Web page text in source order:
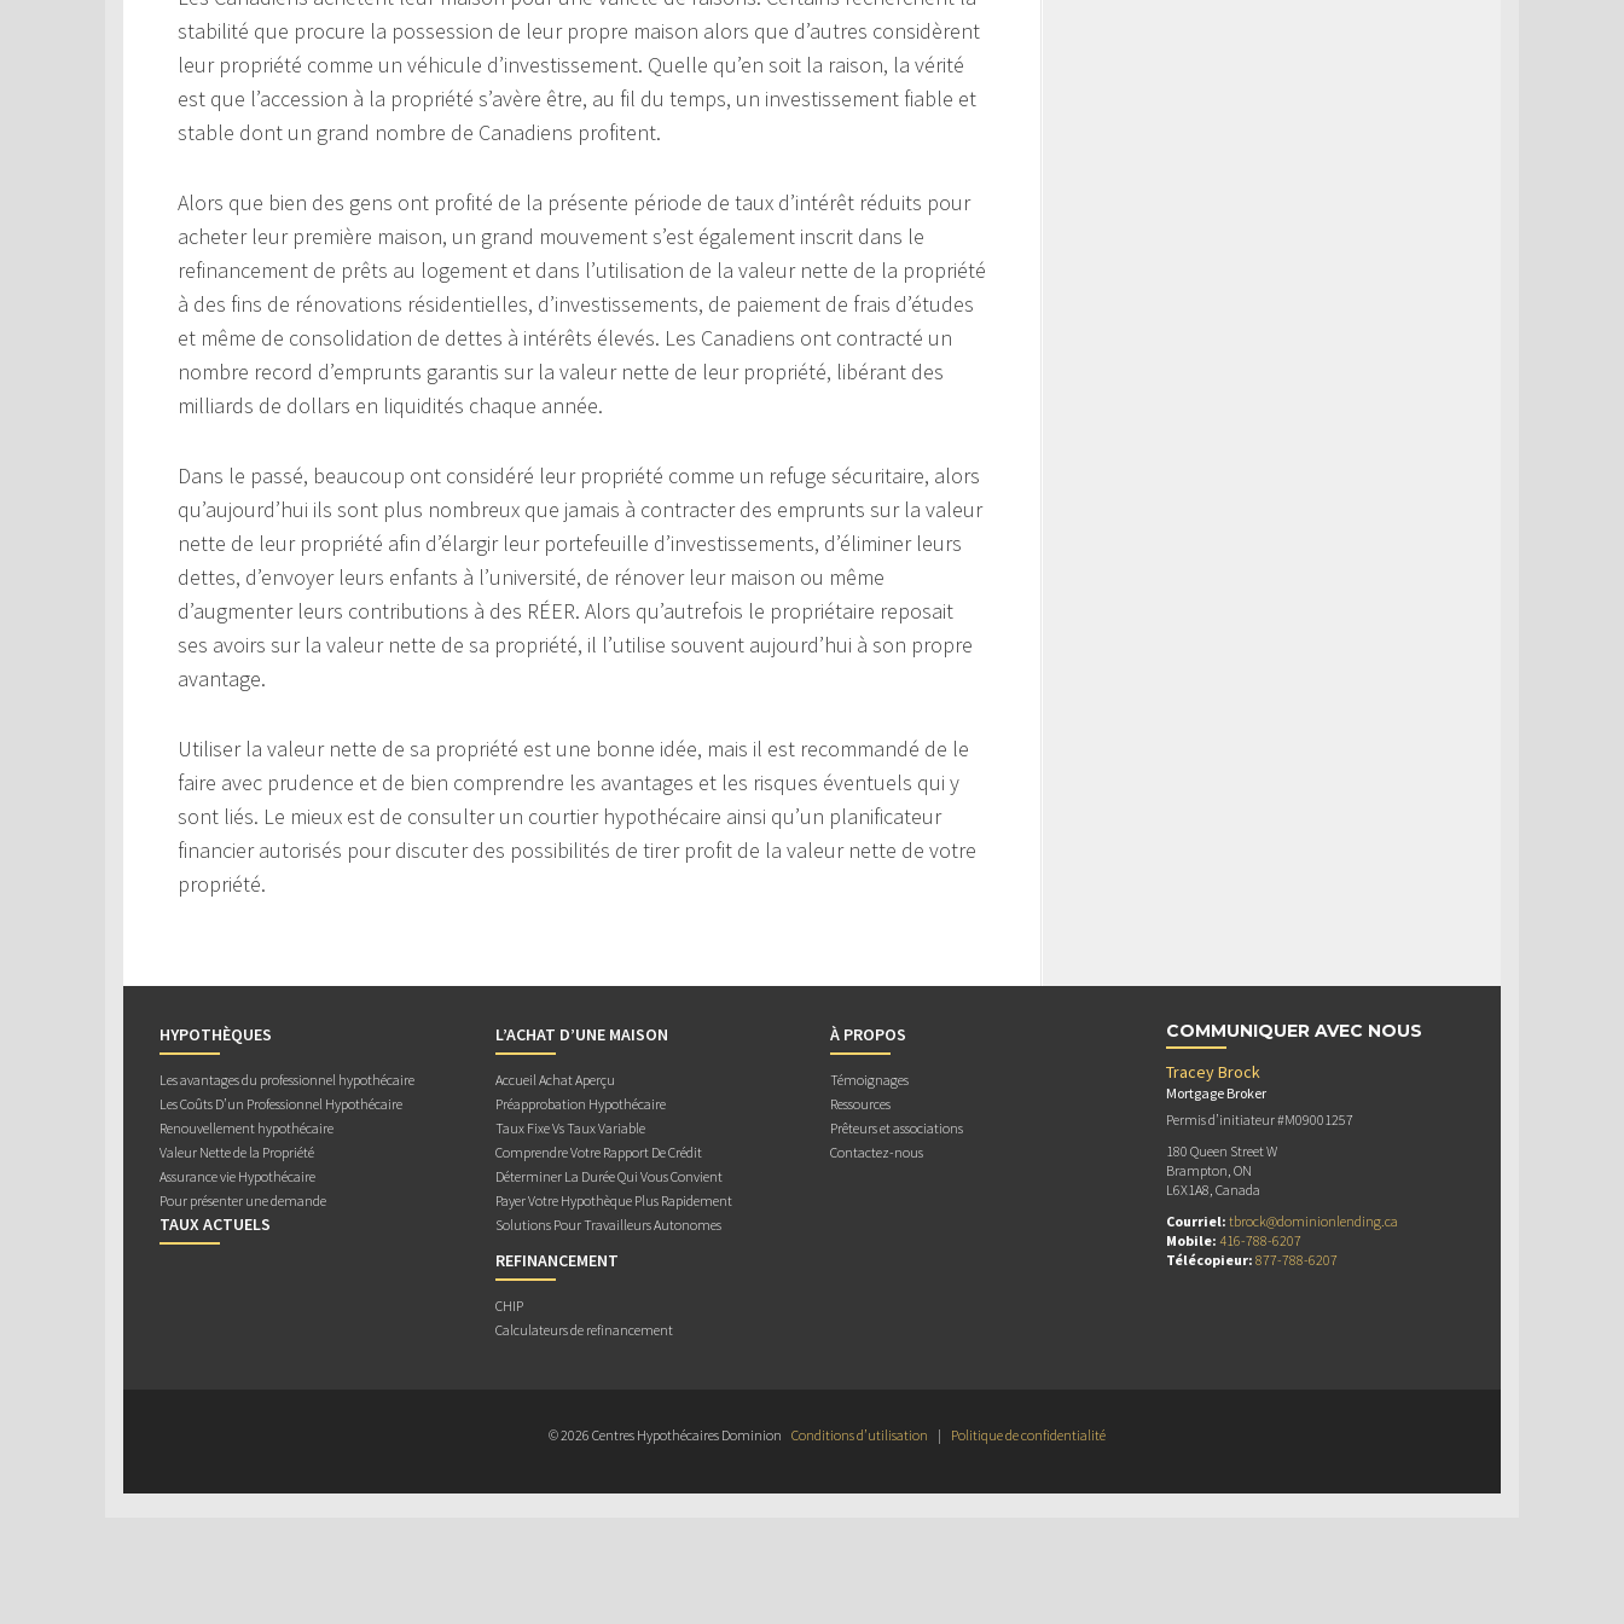
stabilité que procure la possession de leur propre maison alors que d’autres considèrent
leur propriété comme un véhicule d’investissement. Quelle qu’en soit la raison, la vérité
est que l’accession à la propriété s’avère être, au fil du temps, un investissement fiable et
stable dont un grand nombre de Canadiens profitent.
Alors que bien des gens ont profité de la présente période de taux d’intérêt réduits pour
acheter leur première maison, un grand mouvement s’est également inscrit dans le
refinancement de prêts au logement et dans l’utilisation de la valeur nette de la propriété
à des fins de rénovations résidentielles, d’investissements, de paiement de frais d’études
et même de consolidation de dettes à intérêts élevés. Les Canadiens ont contracté un
nombre record d’emprunts garantis sur la valeur nette de leur propriété, libérant des
milliards de dollars en liquidités chaque année.
Dans le passé, beaucoup ont considéré leur propriété comme un refuge sécuritaire, alors
qu’aujourd’hui ils sont plus nombreux que jamais à contracter des emprunts sur la valeur
nette de leur propriété afin d’élargir leur portefeuille d’investissements, d’éliminer leurs
dettes, d’envoyer leurs enfants à l’université, de rénover leur maison ou même
d’augmenter leurs contributions à des RÉER. Alors qu’autrefois le propriétaire reposait
ses avoirs sur la valeur nette de sa propriété, il l’utilise souvent aujourd’hui à son propre
avantage.
Utiliser la valeur nette de sa propriété est une bonne idée, mais il est recommandé de le
faire avec prudence et de bien comprendre les avantages et les risques éventuels qui y
sont liés. Le mieux est de consulter un courtier hypothécaire ainsi qu’un planificateur
financier autorisés pour discuter des possibilités de tirer profit de la valeur nette de votre
propriété.
HYPOTHÈQUES
Les avantages du professionnel hypothécaire
Les Coûts D’un Professionnel Hypothécaire
Renouvellement hypothécaire
Valeur Nette de la Propriété
Assurance vie Hypothécaire
Pour présenter une demande
TAUX ACTUELS
L’ACHAT D’UNE MAISON
Accueil Achat Aperçu
Préapprobation Hypothécaire
Taux Fixe Vs Taux Variable
Comprendre Votre Rapport De Crédit
Déterminer La Durée Qui Vous Convient
Payer Votre Hypothèque Plus Rapidement
Solutions Pour Travailleurs Autonomes
REFINANCEMENT
CHIP
Calculateurs de refinancement
À PROPOS
Témoignages
Ressources
Prêteurs et associations
Contactez-nous
COMMUNIQUER AVEC NOUS
Tracey Brock
Mortgage Broker
Permis d’initiateur #M09001257
180 Queen Street W
Brampton, ON
L6X1A8, Canada
Courriel: tbrock@dominionlending.ca
Mobile: 416-788-6207
Télécopieur: 877-788-6207
© 2026 Centres Hypothécaires Dominion Conditions d’utilisation | Politique de confidentialité